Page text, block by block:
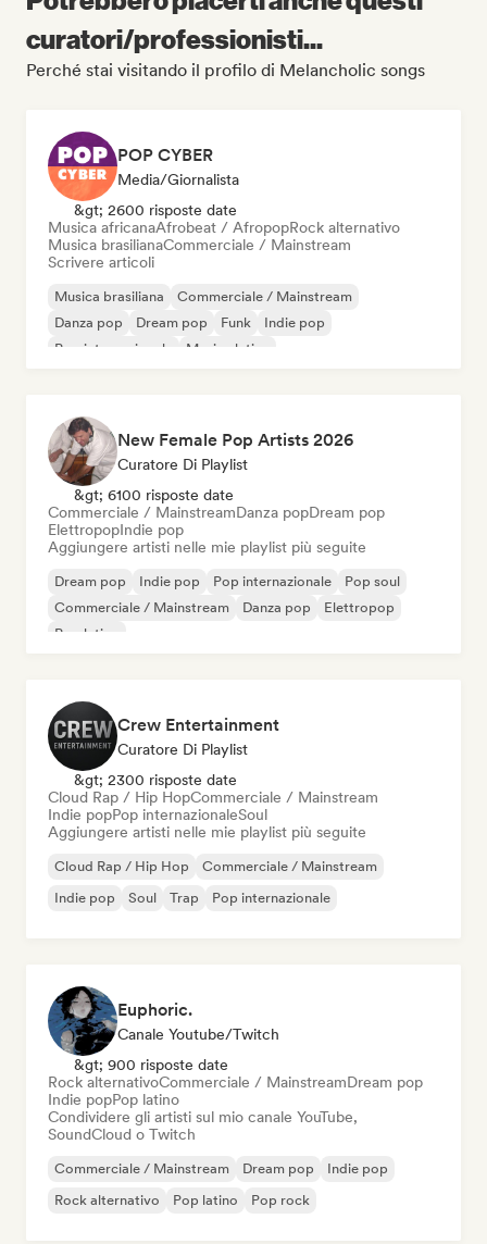
curatori/professionisti...
Perché stai visitando il profilo di Melancholic songs
POP CYBER
Media/Giornalista
&gt; 2600 risposte date
Musica africanaAfrobeat / AfropopRock alternativo
Musica brasilianaCommerciale / Mainstream
Scrivere articoli
Musica brasiliana
Commerciale / Mainstream
Danza pop
Dream pop Funk
Indie pop
Pop internazionale
Musica latina
New Female Pop Artists 2026
Curatore Di Playlist
&gt; 6100 risposte date
Commerciale / MainstreamDanza popDream pop
ElettropopIndie pop
Aggiungere artisti nelle mie playlist più seguite
Dream pop Indie pop Pop internazionale
Pop soul
Commerciale / Mainstream
Danza pop
Elettropop
Pop latino
Crew Entertainment
Curatore Di Playlist
&gt; 2300 risposte date
Cloud Rap / Hip HopCommerciale / Mainstream
Indie popPop internazionaleSoul
Aggiungere artisti nelle mie playlist più seguite
Cloud Rap / Hip Hop
Commerciale / Mainstream
Indie pop
Soul Trap Pop internazionale
Euphoric.
Canale Youtube/Twitch
&gt; 900 risposte date
Rock alternativoCommerciale / MainstreamDream pop
Indie popPop latino
Condividere gli artisti sul mio canale YouTube,
SoundCloud o Twitch
Commerciale / Mainstream Dream pop
Indie pop
Rock alternativo
Pop latino Pop rock